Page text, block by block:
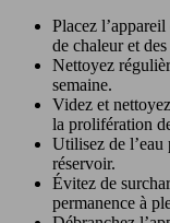
Placez
de chaleur et
Nettoyez
semaine.
Videz et
la prolifération
Utilisez de l’eau
réservoir.
Évitez de
permanence à